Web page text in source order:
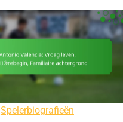
Spelerbiografieën